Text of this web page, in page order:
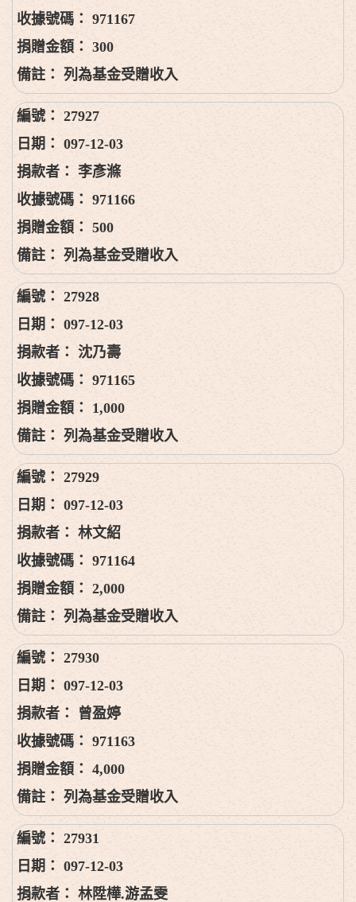
971167
300
列為基金受贈收入
27927
097-12-03
李彥滌
971166
500
列為基金受贈收入
27928
097-12-03
沈乃壽
971165
1,000
列為基金受贈收入
27929
097-12-03
林文紹
971164
2,000
列為基金受贈收入
27930
097-12-03
曾盈婷
971163
4,000
列為基金受贈收入
27931
097-12-03
林陞樺.游孟雯